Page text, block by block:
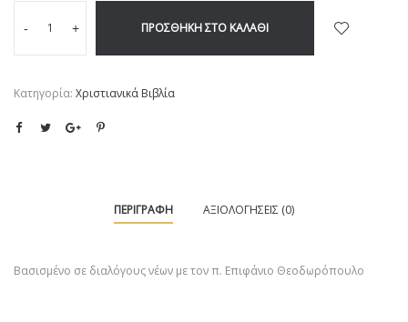
- + ΠΡΟΣΘΉΚΗ ΣΤΟ ΚΑΛΆΘΙ
Κατηγορία: Χριστιανικά Βιβλία
ΠΕΡΙΓΡΑΦΉ ΑΞΙΟΛΟΓΉΣΕΙΣ (0)
Βασισμένο σε διαλόγους νέων με τον π. Επιφάνιο Θεοδωρόπουλο